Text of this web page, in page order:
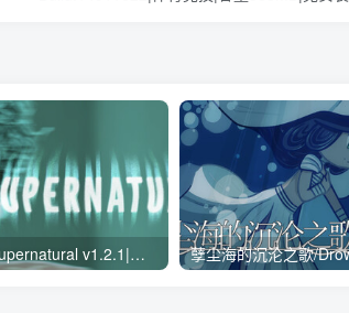
超自然/Supernatural v1.2.1|恐怖冒险|容量10.5GB|免安装绿色中文版